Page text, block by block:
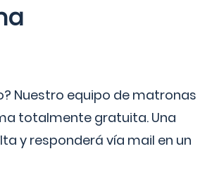
Nuestro equipo de matronas
totalmente gratuita. Una
y responderá vía mail en un